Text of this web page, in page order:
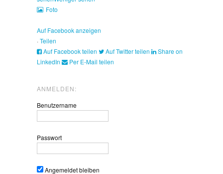
Foto
Auf Facebook anzeigen
·Teilen
Auf Facebook teilen
Auf Twitter teilen
Share on
LinkedIn
Per E-Mail teilen
ANMELDEN:
Benutzername
Passwort
Angemeldet bleiben